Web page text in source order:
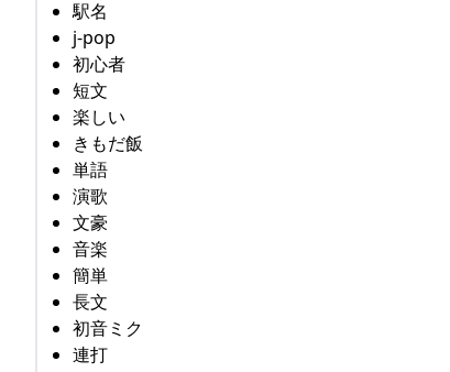
駅名
j-pop
初心者
短文
楽しい
きもだ飯
単語
演歌
文豪
音楽
簡単
長文
初音ミク
連打